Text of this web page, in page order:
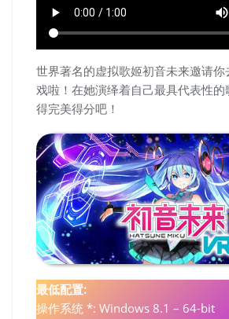
世界著名的虚拟歌姬初音未来邀请你
戏啦！在她演绎着自己最具代表性
得完美得分吧！
最低配置:
操作系统 *: Windows 8.1 – 64-bit